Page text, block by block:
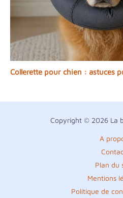
Collerette pour chien : astuces
Copyright © 2026 La
A
Plan du
Mentions
Politique de